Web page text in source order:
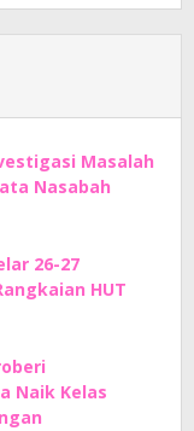
Masalah
Nasabah
26-27
HUT
Naik Kelas